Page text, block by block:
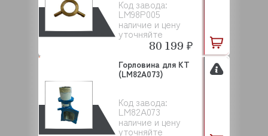
Код завода:
LM98P005
наличие и цену
уточняйте
80 199 ₽
Код завода:
LM82A073
наличие и цену
уточняйте
Горловина для KT
(LM82A073)